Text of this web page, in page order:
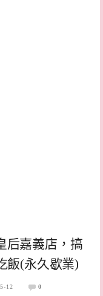
后嘉義店，搞
飯(永久歇業)
12 0